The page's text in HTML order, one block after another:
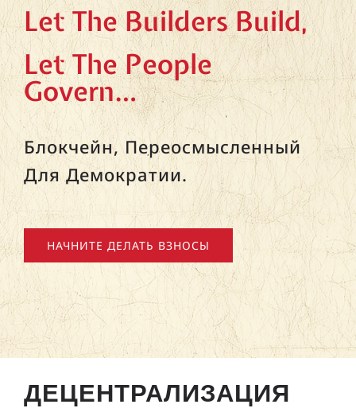
Let The Builders Build,
Let The People
Govern…
Блокчейн, Переосмысленный
Для Демократии.
НАЧНИТЕ ДЕЛАТЬ ВЗНОСЫ
ДЕЦЕНТРАЛИЗАЦИЯ